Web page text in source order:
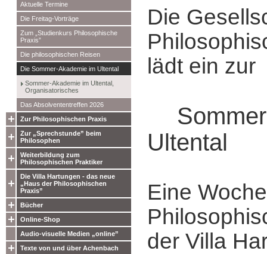
Aktuelle Termine
Die Freitag-Vorträge
Zum „Studienkurs Philosophische
Praxis”
Die philosophischen Reisen
Die Sommer-Akademie im Ultental
Sommer-Akademie im Ultental,
Organisatorisches
Das Absolvententreffen 2026
Zur Philosophischen Praxis
Zur „Sprechstunde” beim
Philosophen
Weiterbildung zum
Philosophischen Praktiker
Die Villa Hartungen - das neue
„Haus der Philosophischen
Praxis”
Bücher
Online-Shop
Audio-visuelle Medien „online”
Texte von und über Achenbach
Die
lädt ein zur
Ultental
Eine
der Villa